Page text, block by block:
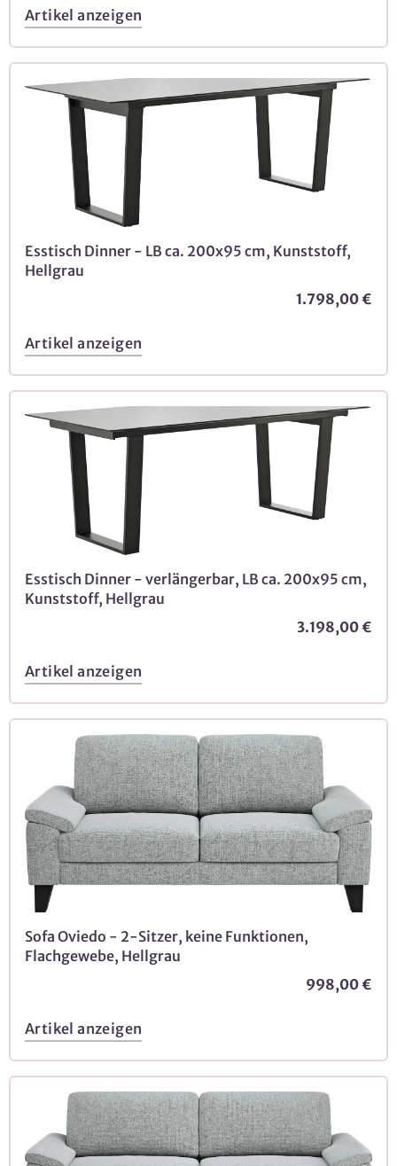
Artikel anzeigen
Esstisch Dinner - LB ca. 200x95 cm, Kunststoff,
Hellgrau
1.798,00 €
Artikel anzeigen
Esstisch Dinner - verlängerbar, LB ca. 200x95 cm,
Kunststoff, Hellgrau
3.198,00 €
Artikel anzeigen
Sofa Oviedo - 2-Sitzer, keine Funktionen,
Flachgewebe, Hellgrau
998,00 €
Artikel anzeigen